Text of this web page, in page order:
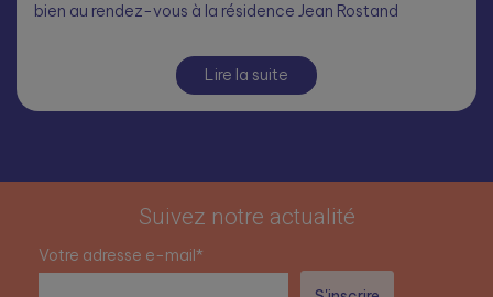
bien au rendez-vous à la résidence Jean Rostand
Lire la suite
Suivez notre actualité
Votre adresse e-mail*